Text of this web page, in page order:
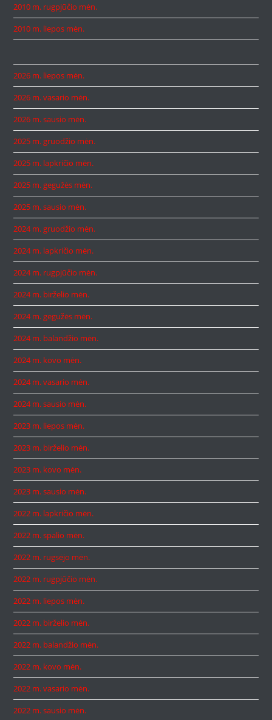
2010 m. rugpjūčio mėn.
2010 m. liepos mėn.
2026 m. liepos mėn.
2026 m. vasario mėn.
2026 m. sausio mėn.
2025 m. gruodžio mėn.
2025 m. lapkričio mėn.
2025 m. gegužės mėn.
2025 m. sausio mėn.
2024 m. gruodžio mėn.
2024 m. lapkričio mėn.
2024 m. rugpjūčio mėn.
2024 m. birželio mėn.
2024 m. gegužės mėn.
2024 m. balandžio mėn.
2024 m. kovo mėn.
2024 m. vasario mėn.
2024 m. sausio mėn.
2023 m. liepos mėn.
2023 m. birželio mėn.
2023 m. kovo mėn.
2023 m. sausio mėn.
2022 m. lapkričio mėn.
2022 m. spalio mėn.
2022 m. rugsėjo mėn.
2022 m. rugpjūčio mėn.
2022 m. liepos mėn.
2022 m. birželio mėn.
2022 m. balandžio mėn.
2022 m. kovo mėn.
2022 m. vasario mėn.
2022 m. sausio mėn.